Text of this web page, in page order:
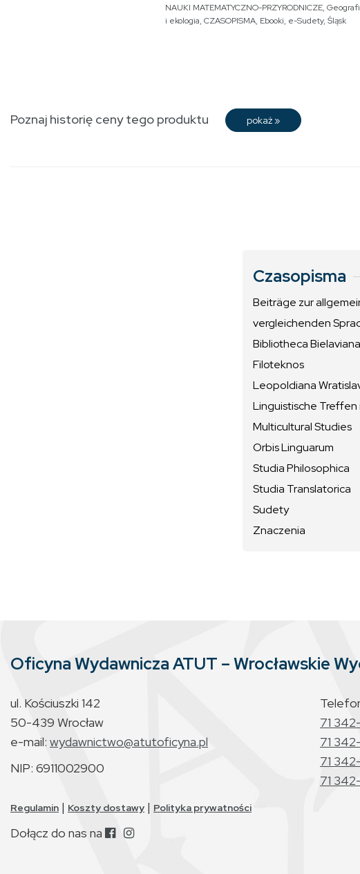
NAUKI MATEMATYCZNO-PRZYRODNICZE,
i ekologia, CZASOPISMA, Ebooki, e-Sudety, Śląsk
Poznaj historię ceny tego produktu pokaż »
Czasopisma
Beiträge zur
vergleichenden
Bibliotheca Bielaviana
Filoteknos
Leopoldiana
Linguistische Treffen
Multicultural Studies
Orbis Linguarum
Studia Philosophica
Studia Translatorica
Sudety
Znaczenia
Oficyna Wydawnicza ATUT – Wrocławskie
ul. Kościuszki 142
50-439 Wrocław
e-mail: wydawnictwo@atutoficyna.pl
NIP: 6911002900
71
71
71
71
Regulamin | Koszty dostawy | Polityka prywatności
Dołącz do nas na